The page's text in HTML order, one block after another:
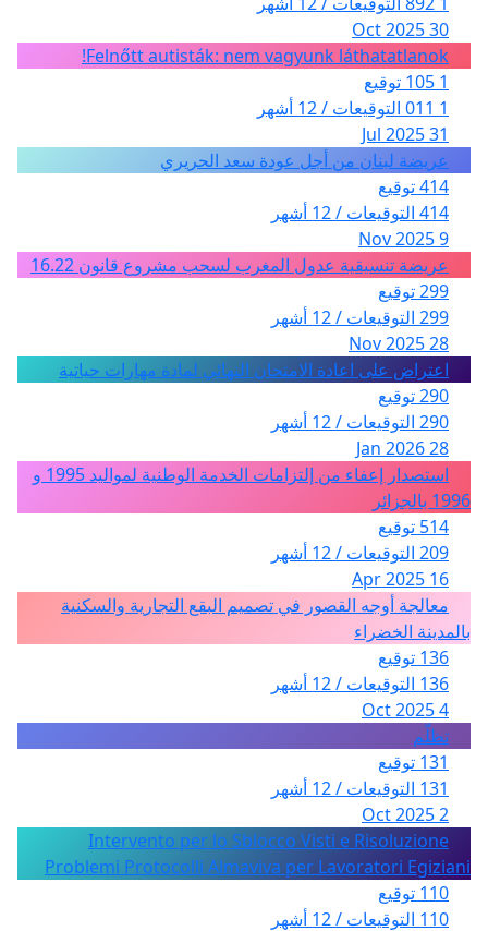
30 Oct 2025
Felnőtt autisták: nem vagyunk láthatatlanok!
1 105 توقيع
1 011 التوقيعات / 12 أشهر
31 Jul 2025
عريضة لبنان من أجل عودة سعد الحريري
414 توقيع
414 التوقيعات / 12 أشهر
9 Nov 2025
عريضة تنسيقية عدول المغرب لسحب مشروع قانون 16.22
299 توقيع
299 التوقيعات / 12 أشهر
28 Nov 2025
اعتراض على اعادة الامتحان النهائي لمادة مهارات حياتية
290 توقيع
290 التوقيعات / 12 أشهر
28 Jan 2026
استصدار إعفاء من إلتزامات الخدمة الوطنية لمواليد 1995 و
1996 بالجزائر
514 توقيع
209 التوقيعات / 12 أشهر
16 Apr 2025
معالجة أوجه القصور في تصميم البقع التجارية والسكنية
بالمدينة الخضراء
136 توقيع
136 التوقيعات / 12 أشهر
4 Oct 2025
تظلّم
131 توقيع
131 التوقيعات / 12 أشهر
2 Oct 2025
Intervento per lo Sblocco Visti e Risoluzione
Problemi Protocolli Almaviva per Lavoratori Egiziani
110 توقيع
110 التوقيعات / 12 أشهر